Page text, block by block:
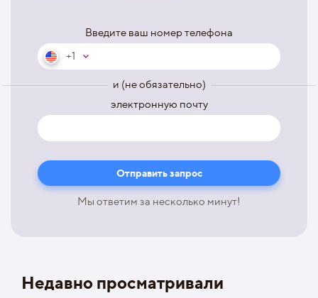
Введите ваш номер телефона
+1
и (не обязательно)
электронную почту
Мы ответим за несколько минут!
Недавно просматривали